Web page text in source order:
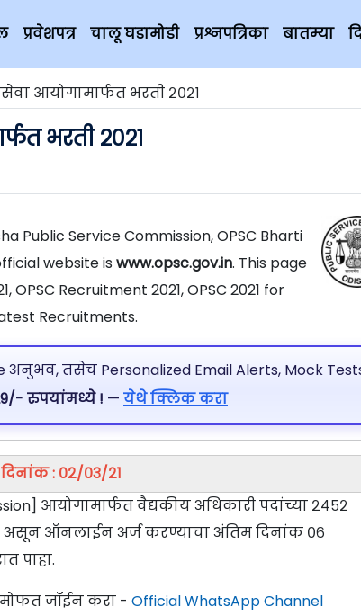
प्रवेशपत्र चालू घडामोडी प्रश्नपत्रिका बातम्या
आयोगामार्फत भरती २०२१
भरती २०२१
Public Service Commission, OPSC Bharti
website is www.opsc.gov.in. This page
Recruitment 2021, OPSC 2021 for
Recruitments.
तसेच Personalized Email Alerts, Mock
रुपयांमध्ये ! — येथे क्लिक करा
दिनांक : ०२/०३/२१
आयोगामार्फत वैद्यकीय अधिकारी पदांच्या २४५२
असून ऑनलाईन अर्ज करण्याचा अंतिम दिनांक ०६
पाहा.
मोफत जॉईन करा - Official WhatsApp Channel